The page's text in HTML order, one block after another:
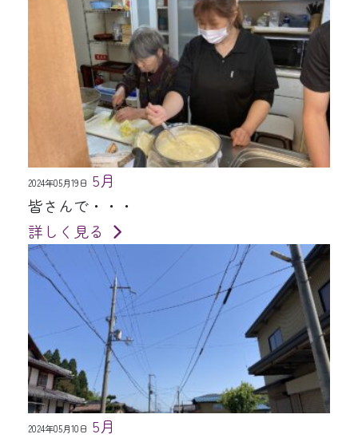
2024年05月19日 5月
皆さんで・・・
詳しく見る
2024年05月10日 5月